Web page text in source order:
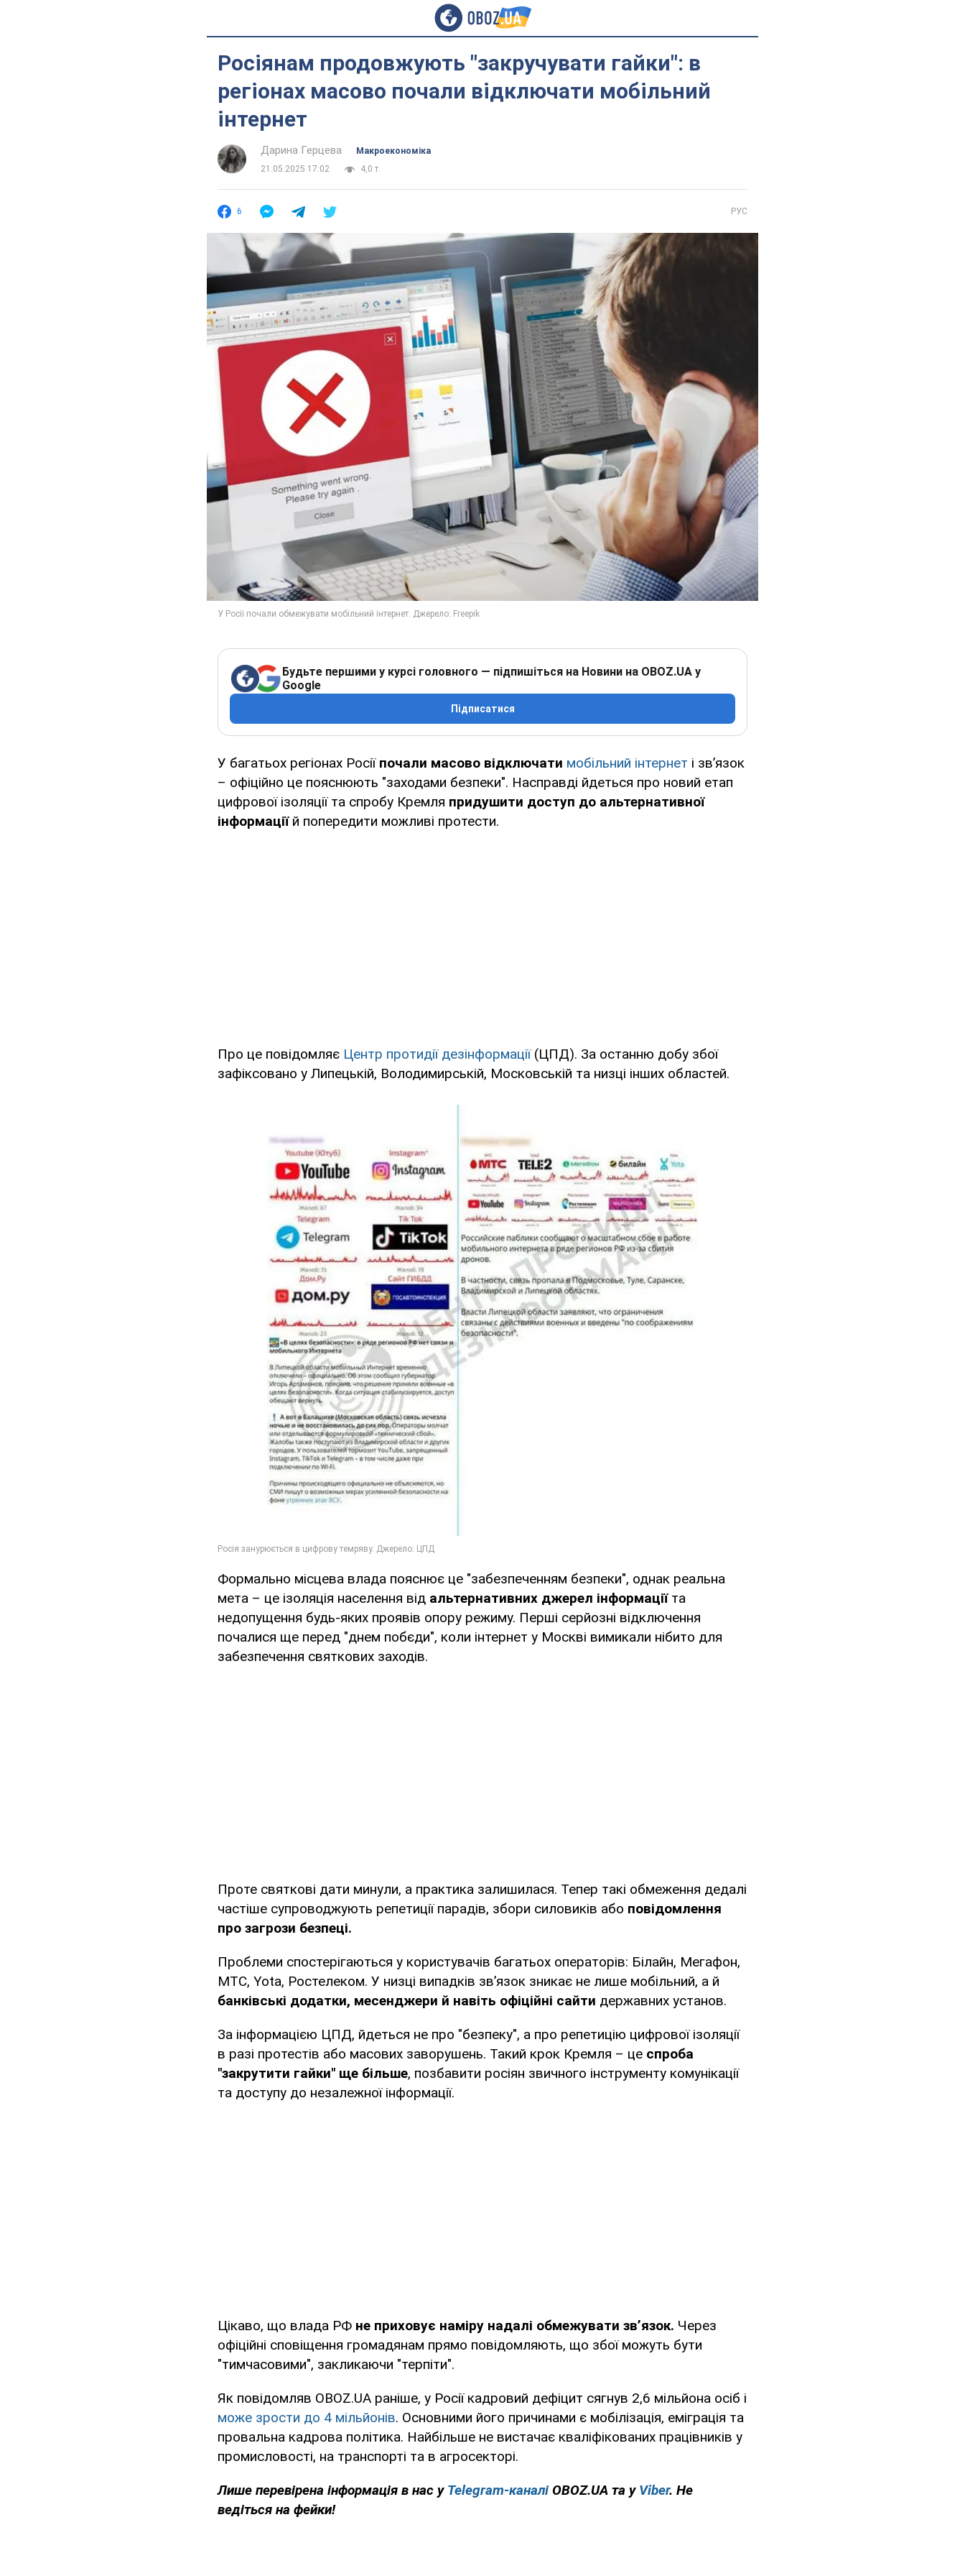
Росіянам продовжують "закручувати гайки": в
регіонах масово почали відключати мобільний
інтернет
Дарина Герцева
Mакроекономіка
21.05.2025 17:02
4,0 т.
6 РУС
Будьте першими у курсі головного — підпишіться на Новини на OBOZ.UA у
Google
Підписатися
У багатьох регіонах Росії почали масово відключати мобільний інтернет і зв’язок
– офіційно це пояснюють "заходами безпеки". Насправді йдеться про новий етап
цифрової ізоляції та спробу Кремля придушити доступ до альтернативної
інформаціїй попередити можливі протести.
Про це повідомляє Центр протидії дезінформації(ЦПД). За останню добу збої
зафіксовано у Липецькій, Володимирській, Московській та низці інших областей.
Формально місцева влада пояснює це "забезпеченням безпеки", однак реальна
мета – це ізоляція населення від альтернативних джерел інформації та
недопущення будь-яких проявів опору режиму. Перші серйозні відключення
почалися ще перед "днем побєди", коли інтернет у Москві вимикали нібито для
забезпечення святкових заходів.
Проте святкові дати минули, а практика залишилася. Тепер такі обмеження дедалі
частіше супроводжують репетиції парадів, збори силовиків або повідомлення
про загрози безпеці.
Проблеми спостерігаються у користувачів багатьох операторів: Білайн, Мегафон,
МТС, Yota, Ростелеком. У низці випадків зв’язок зникає не лише мобільний, а й
банківські додатки, месенджери й навіть офіційні сайти державних установ.
За інформацією ЦПД, йдеться не про "безпеку", а про репетицію цифрової ізоляції
в разі протестів або масових заворушень. Такий крок Кремля – це спроба
"закрутити гайки" ще більше, позбавити росіян звичного інструменту комунікації
та доступу до незалежної інформації.
Цікаво, що влада РФ не приховує наміру надалі обмежувати зв’язок. Через
офіційні сповіщення громадянам прямо повідомляють, що збої можуть бути
"тимчасовими", закликаючи "терпіти".
Як повідомляв OBOZ.UA раніше, у Росії кадровий дефіцит сягнув 2,6 мільйона осіб і
може зрости до 4 мільйонів. Основними його причинами є мобілізація, еміграція та
провальна кадрова політика. Найбільше не вистачає кваліфікованих працівників у
промисловості, на транспорті та в агросекторі.
Лише перевірена інформація в нас у Telegram-каналі OBOZ.UA та у Viber. Не
ведіться на фейки!